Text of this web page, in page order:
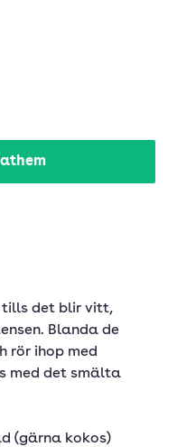
tills det blir vitt,
Blanda de
rör ihop med
med det smälta
(gärna kokos)